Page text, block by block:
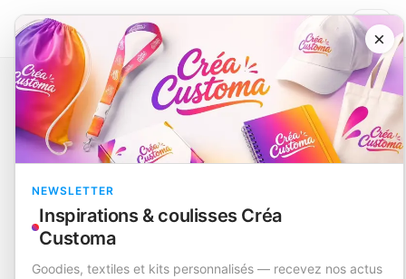
×
NEWSLETTER
Inspirations & coulisses Créa
Customa
Goodies, textiles et kits personnalisés — recevez nos actus
Catalogue Nouveautés Cahier Planning Mensuel Celik
EN STOCK